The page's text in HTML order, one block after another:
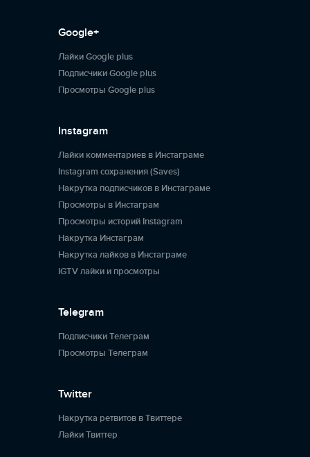
Google+
Лайки Google plus
Подписчики Google plus
Просмотры Google plus
Instagram
Лайки комментариев в Инстаграме
Instagram сохранения (Saves)
Накрутка подписчиков в Инстаграме
Просмотры в Инстаграм
Просмотры историй Instagram
Накрутка Инстаграм
Накрутка лайков в Инстаграме
IGTV лайки и просмотры
Telegram
Подписчики Телеграм
Просмотры Телеграм
Twitter
Накрутка ретвитов в Твиттере
Лайки Твиттер